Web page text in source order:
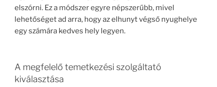
elszórni. Ez a módszer egyre népszerűbb, mivel
lehetőséget ad arra, hogy az elhunyt végső nyughelye
egy számára kedves hely legyen.
A megfelelő temetkezési szolgáltató
kiválasztása